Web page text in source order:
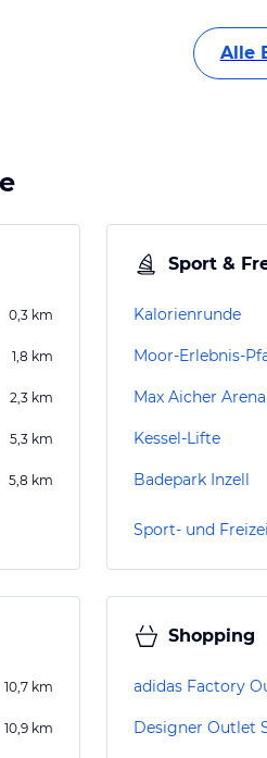
Alle
0,3 km
1,8 km
2,3 km
5,3 km
5,8 km
Sport &
Kalorienrunde
Moor-Erlebnis-
Max Aicher Arena
Kessel-Lifte
Badepark Inzell
Sport- und
10,7 km
10,9 km
Shopping
adidas Factory
Designer Outlet